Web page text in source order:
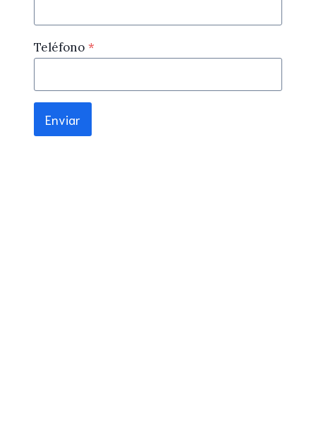
Teléfono *
Enviar